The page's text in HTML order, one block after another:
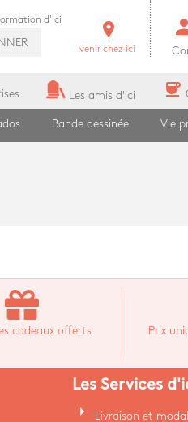
d'ici room
venir chez ici
Les amis d'ici coffee
Bande dessinée Vie
cadeaux offerts Prix
Les Services
arrow_right Livraison et